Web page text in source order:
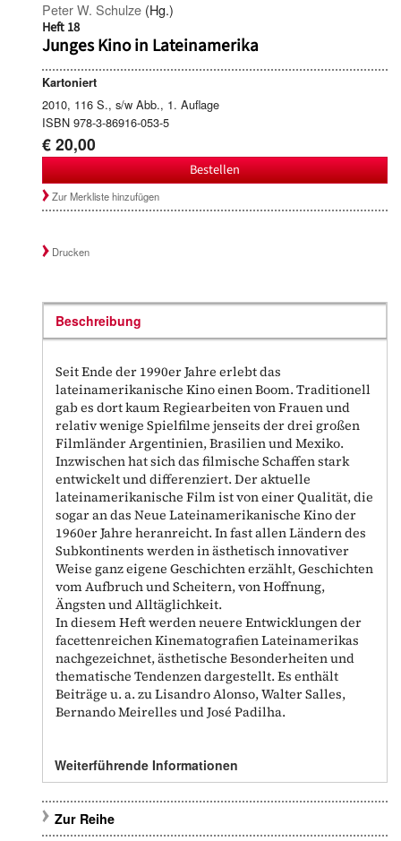
Peter W. Schulze (Hg.)
Heft 18
Junges Kino in Lateinamerika
Kartoniert
2010, 116 S., s/w Abb., 1. Auflage
ISBN 978-3-86916-053-5
€ 20,00
Bestellen
Zur Merkliste hinzufügen
Drucken
Beschreibung
Seit Ende der 1990er Jahre erlebt das
lateinamerikanische Kino einen Boom. Traditionell
gab es dort kaum Regiearbeiten von Frauen und
relativ wenige Spielfilme jenseits der drei großen
Filmländer Argentinien, Brasilien und Mexiko.
Inzwischen hat sich das filmische Schaffen stark
entwickelt und differenziert. Der aktuelle
lateinamerikanische Film ist von einer Qualität, die
sogar an das Neue Lateinamerikanische Kino der
1960er Jahre heranreicht. In fast allen Ländern des
Subkontinents werden in ästhetisch innovativer
Weise ganz eigene Geschichten erzählt, Geschichten
vom Aufbruch und Scheitern, von Hoffnung,
Ängsten und Alltäglichkeit.
In diesem Heft werden neuere Entwicklungen der
facettenreichen Kinematografien Lateinamerikas
nachgezeichnet, ästhetische Besonderheiten und
thematische Tendenzen dargestellt. Es enthält
Beiträge u. a. zu Lisandro Alonso, Walter Salles,
Bernando Meirelles und José Padilha.
Weiterführende Informationen
Zur Reihe